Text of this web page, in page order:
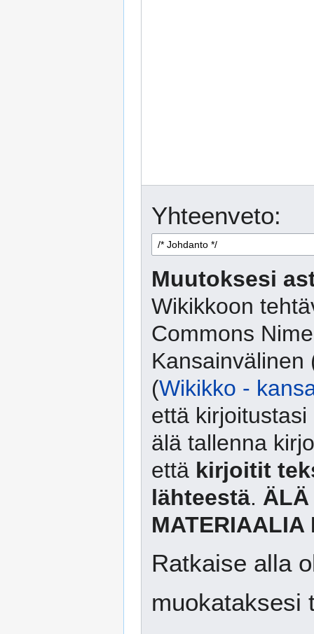
Yhteenveto:
Muutoksesi
Wikikkoon
Commons
Kansainvälinen
(Wikikko -
että
älä tallenna
että kirjoitit
lähteestä. ÄLÄ
MATERIAALIA
Ratkaise alla
muokataksesi